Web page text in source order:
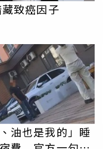
致癌因子
油也是我的」睡